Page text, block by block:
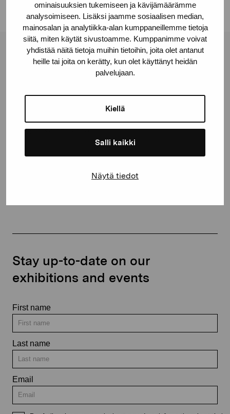
ominaisuuksien tukemiseen ja kävijämäärämme
analysoimiseen. Lisäksi jaamme sosiaalisen median,
mainosalan ja analytiikka-alan kumppaneillemme tietoja
siitä, miten käytät sivustoamme. Kumppanimme voivat
yhdistää näitä tietoja muihin tietoihin, joita olet antanut
heille tai joita on kerätty, kun olet käyttänyt heidän
palvelujaan.
Kiellä
Salli kaikki
Näytä tiedot
Pro Artibus Foundation
proartibus@proartibus.fi
+358 (0)50 371 6339
Stay up-to-date on our
exhibitions and events
First name
Last name
Email